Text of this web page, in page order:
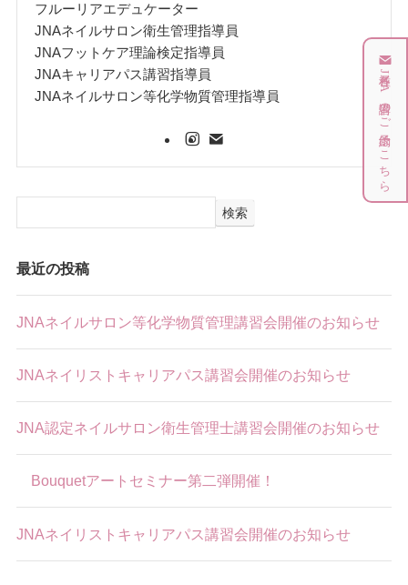
フルーリアエデュケーター
JNAネイルサロン衛生管理指導員
JNAフットケア理論検定指導員
JNAキャリアパス講習指導員
JNAネイルサロン等化学物質管理指導員
検索
最近の投稿
JNAネイルサロン等化学物質管理講習会開催のお知らせ
JNAネイリストキャリアパス講習会開催のお知らせ
JNA認定ネイルサロン衛生管理士講習会開催のお知らせ
Bouquetアートセミナー第二弾開催！
JNAネイリストキャリアパス講習会開催のお知らせ
各種JNA講習のご予約はこちら